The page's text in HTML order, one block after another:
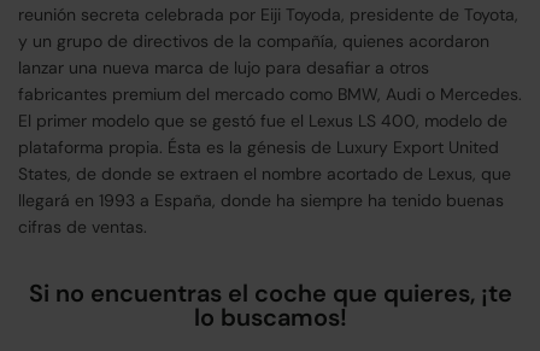
reunión secreta celebrada por Eiji Toyoda, presidente de Toyota,
y un grupo de directivos de la compañía, quienes acordaron
lanzar una nueva marca de lujo para desafiar a otros
fabricantes premium del mercado como BMW, Audi o Mercedes.
El primer modelo que se gestó fue el Lexus LS 400, modelo de
plataforma propia. Ésta es la génesis de Luxury Export United
States, de donde se extraen el nombre acortado de Lexus, que
llegará en 1993 a España, donde ha siempre ha tenido buenas
cifras de ventas.
Si no encuentras el coche que quieres, ¡te
lo buscamos!